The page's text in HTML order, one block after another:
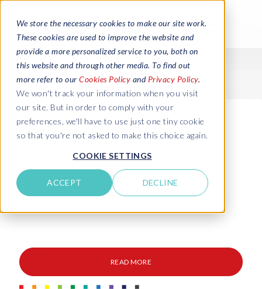
We store the necessary cookies to make our site work.
These cookies are used to improve the website and
provide a more personalized service to you, both on
this website and through other media. To find out
more refer to our Cookies Policy and Privacy Policy.
We won't track your information when you visit
our site. But in order to comply with your
preferences, we'll have to use just one tiny cookie
so that you're not asked to make this choice again.
COOKIE SETTINGS
ACCEPT DECLINE
READ MORE